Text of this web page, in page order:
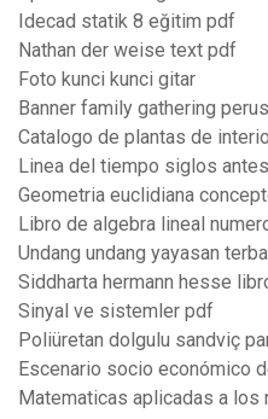
Idecad statik 8 eğitim pdf
Nathan der weise text pdf
Foto kunci kunci gitar
Banner family gathering
Catalogo de plantas de
Linea del tiempo siglos
Geometria euclidiana
Libro de algebra lineal
Undang undang yayasan
Siddharta hermann hesse
Sinyal ve sistemler pdf
Poliüretan dolgulu sandviç
Escenario socio económico
Matematicas aplicadas a